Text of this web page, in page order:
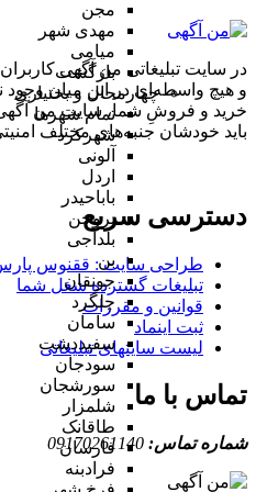
مجن
مهدی شهر
میامی
بازگشت
چهارمحال و بختیاری
تمام شهر‌ها
شهرکرد
آلونی
اردل
باباحیدر
بروجن
بلداجی
بن
جونقان
چلگرد
سامان
سفیددشت
سودجان
سورشجان
شلمزار
طاقانک
فارسان
فرادبنه
در سایت تبلیغاتی من آگهی
و هیچ واسطه‌ای در این میان وجود
خرید و فروشِ شما، سایت من آگهی
باید خودشان جنبه‌های مختلف
دسترسی سریع
طراحی سایت :‌ ققنوس
تبلیغات گسترده شغل شما
قوانین و مقررات
ثبت اینماد
لیست سایتهای تبلیغاتی
تماس با ما
شماره تماس: 09170261140